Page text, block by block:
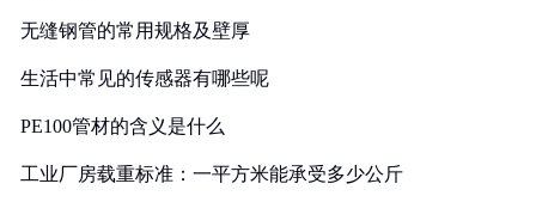
无缝钢管的常用规格及壁厚
生活中常见的传感器有哪些呢
PE100管材的含义是什么
工业厂房载重标准：一平方米能承受多少公斤